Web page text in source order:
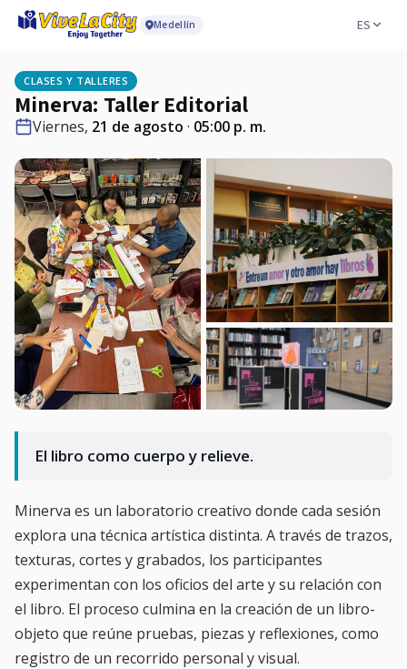
Medellín ES
CLASES Y TALLERES
Minerva: Taller Editorial
Viernes, 21 de agosto · 05:00 p. m.
El libro como cuerpo y relieve.
Minerva es un laboratorio creativo donde cada sesión
explora una técnica artística distinta. A través de trazos,
texturas, cortes y grabados, los participantes
experimentan con los oficios del arte y su relación con
el libro. El proceso culmina en la creación de un libro-
objeto que reúne pruebas, piezas y reflexiones, como
registro de un recorrido personal y visual.